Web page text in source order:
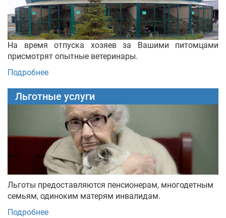
На время отпуска хозяев за Вашими питомцами
присмотрят опытные ветеринары.
Подробнее
Льготные услуги
Льготы предоставляются пенсионерам, многодетным
семьям, одиноким матерям инвалидам.
Подробнее